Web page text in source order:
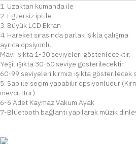
1. Uzaktan kumanda ile
2. Egzersiz ipi ile
3. Büyük LCD Ekran
4. Hareket sırasında parlak ışıkla çalışma
ayrıca opsiyonlu
Mavi ışıkta 1-30 seviyeleri gösterilecektir.
Yeşil ışıkta 30-60 seviye gösterilecektir.
60-99 seviyeleri kırmızı ışıkta gösterilecek
5. Sap ile seçim yapabilir opsiyonludur
mevcuttur)
6-6 Adet Kaymaz Vakum Ayak
7-Bluetooth bağlantı yapılarak müzik